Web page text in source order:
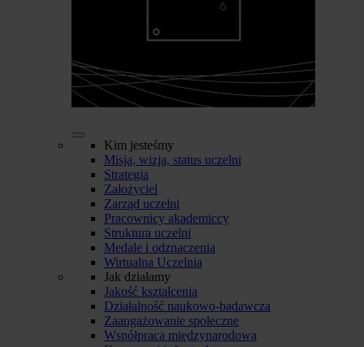
Kim jesteśmy
Misja, wizja, status uczelni
Strategia
Założyciel
Zarząd uczelni
Pracownicy akademiccy
Struktura uczelni
Medale i odznaczenia
Wirtualna Uczelnia
Jak działamy
Jakość kształcenia
Działalność naukowo-badawcza
Zaangażowanie społeczne
Współpraca międzynarodowa